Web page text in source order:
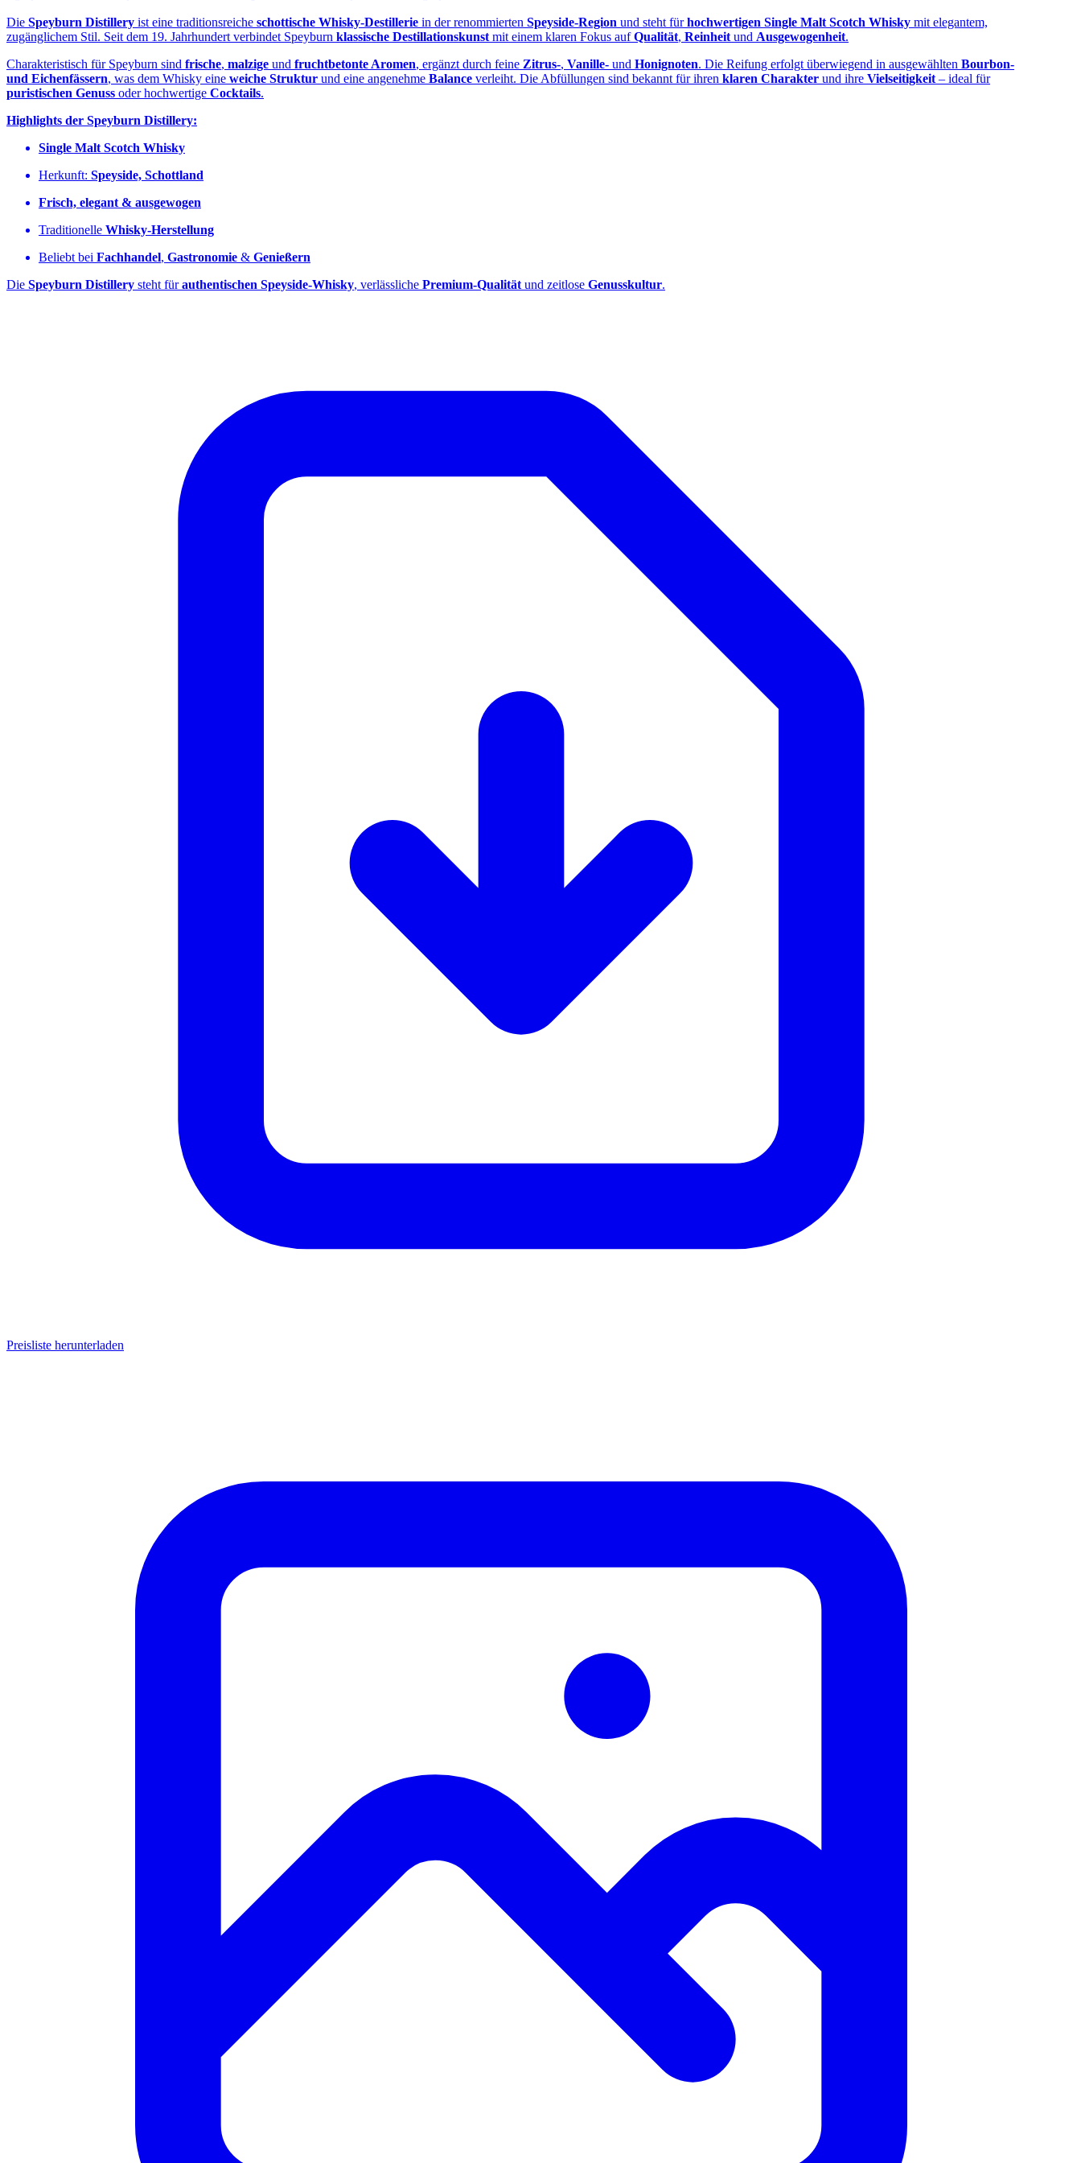
Die Speyburn Distillery ist eine traditionsreiche schottische Whisky‑Destillerie in der renommierten Speyside‑Region und steht fürhochwertigen Single Malt Scotch Whisky mit elegantem,
zugänglichem Stil. Seit dem 19. Jahrhundert verbindet Speyburn klassische Destillationskunstmit einem klaren Fokus aufQualität, Reinheitund Ausgewogenheit.
Charakteristisch für Speyburn sind frische, malzige und fruchtbetonte Aromen, ergänzt durch feine Zitrus‑, Vanille‑ und Honignoten. Die Reifung erfolgt überwiegend in ausgewählten Bourbon‑
und Eichenfässern, was dem Whisky eine weiche Struktur und eine angenehme Balance verleiht. Die Abfüllungen sind bekannt für ihren klaren Charakter und ihre Vielseitigkeit– ideal für
puristischen Genuss oder hochwertige Cocktails.
Highlights der Speyburn Distillery:
Single Malt Scotch Whisky
Herkunft: Speyside, Schottland
Frisch, elegant & ausgewogen
Traditionelle Whisky‑Herstellung
Beliebt bei Fachhandel, Gastronomie & Genießern
Die Speyburn Distillery steht fürauthentischen Speyside‑Whisky, verlässliche Premium‑Qualitätund zeitlose Genusskultur.
Preisliste herunterladen